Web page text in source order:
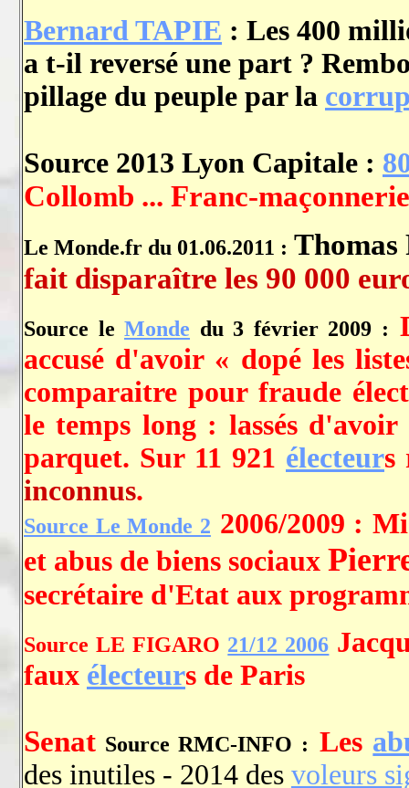
Bernard TAPIE : Les 400
a t-il reversé une part ?
pillage du peuple par la
Source 2013 Lyon Capitale :
Collomb ... Franc-
Le Monde.fr du 01.06.2011 :
fait disparaître les 90 000
Source le Monde du 3 février 2009 :
accusé d'avoir « dopé les
comparaitre pour fraude
le temps long : lassés
parquet. Sur 11 921 électeurs
inconnus.
Source Le Monde 2 2006/2009 :
et abus de biens sociaux
secrétaire d'Etat aux
Source LE FIGARO 21/12 2006
faux électeurs de Paris
Senat Source RMC-INFO : Les
des inutiles - 2014 des voleurs